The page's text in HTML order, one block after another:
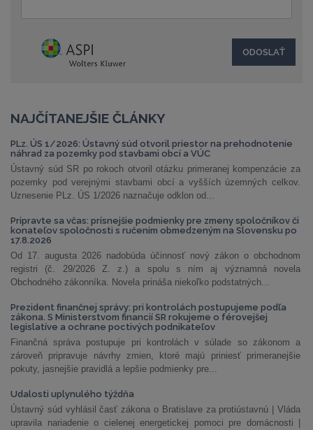
NAJČÍTANEJŠIE ČLÁNKY
PLz. ÚS 1/2026: Ústavný súd otvoril priestor na prehodnotenie
náhrad za pozemky pod stavbami obcí a VÚC
Ústavný súd SR po rokoch otvoril otázku primeranej kompenzácie za
pozemky pod verejnými stavbami obcí a vyšších územných celkov.
Uznesenie PLz. ÚS 1/2026 naznačuje odklon od...
Pripravte sa včas: prísnejšie podmienky pre zmeny spoločníkov či
konateľov spoločnosti s ručením obmedzeným na Slovensku po
17.8.2026
Od 17. augusta 2026 nadobúda účinnosť nový zákon o obchodnom
registri (č. 29/2026 Z. z.) a spolu s ním aj významná novela
Obchodného zákonníka. Novela prináša niekoľko podstatných...
Prezident finančnej správy: pri kontrolách postupujeme podľa
zákona. S Ministerstvom financií SR rokujeme o férovejšej
legislatíve a ochrane poctivých podnikateľov
Finančná správa postupuje pri kontrolách v súlade so zákonom a
zároveň pripravuje návrhy zmien, ktoré majú priniesť primeranejšie
pokuty, jasnejšie pravidlá a lepšie podmienky pre...
Udalosti uplynulého týždňa
Ústavný súd vyhlásil časť zákona o Bratislave za protiústavnú | Vláda
upravila nariadenie o cielenej energetickej pomoci pre domácnosti |